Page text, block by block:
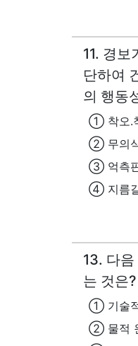
11. 경
단하여
의 행동
① 착오.
② 무의
③ 억측
④ 지름
13. 다
는 것은?
① 기술
② 물적